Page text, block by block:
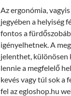
Az ergonómia,
jegyében a helyiség
fontos a
igényelhetnek. A
jelenthet, különösen
lennie a megfelelő
kevés vagy túl sok a
fel az egloshop.hu